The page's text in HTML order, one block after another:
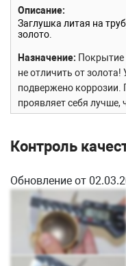
Описание
Заглушка литая на
золото.
Назначение Покрытие
не отличить от
подвержено коррозии.
проявляет себя
привлекает внимание!
целом. Заглушка
перил.
Сборка и установка
ф-1127 или ф-1106.
Контроль
Обновление от